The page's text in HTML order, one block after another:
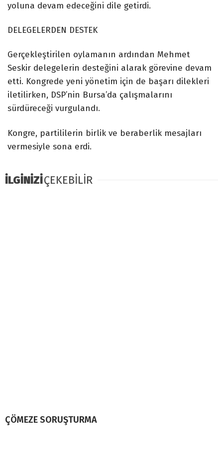
yoluna devam edeceğini dile getirdi.
DELEGELERDEN DESTEK
Gerçekleştirilen oylamanın ardından Mehmet
Seskir delegelerin desteğini alarak görevine devam
etti. Kongrede yeni yönetim için de başarı dilekleri
iletilirken, DSP’nin Bursa’da çalışmalarını
sürdüreceği vurgulandı.
Kongre, partililerin birlik ve beraberlik mesajları
vermesiyle sona erdi.
İLGİNİZİÇEKEBİLİR
ÇÖMEZE SORUŞTURMA